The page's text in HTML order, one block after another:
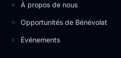
À propos de nous
Opportunités de Bénévolat
Événements